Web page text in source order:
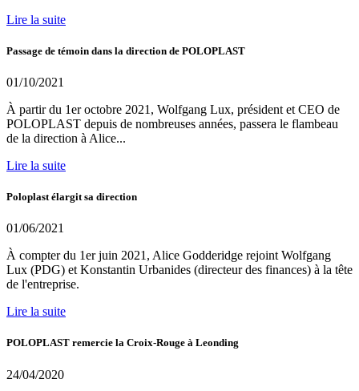
Lire la suite
Passage de témoin dans la direction de POLOPLAST
01/10/2021
À partir du 1er octobre 2021, Wolfgang Lux, président et CEO de
POLOPLAST depuis de nombreuses années, passera le flambeau
de la direction à Alice...
Lire la suite
Poloplast élargit sa direction
01/06/2021
À compter du 1er juin 2021, Alice Godderidge rejoint Wolfgang
Lux (PDG) et Konstantin Urbanides (directeur des finances) à la tête
de l'entreprise.
Lire la suite
POLOPLAST remercie la Croix-Rouge à Leonding
24/04/2020